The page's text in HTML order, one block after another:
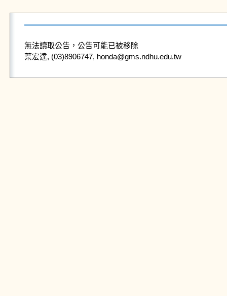
無法讀取公告，公告可能已被移除
葉宏達, (03)8906747, honda@gms.ndhu.edu.tw